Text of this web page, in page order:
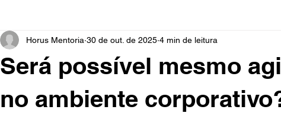
Será possível mesmo
no ambiente
Horus Mentoria 30 de out. de 2025 4 min de leitura